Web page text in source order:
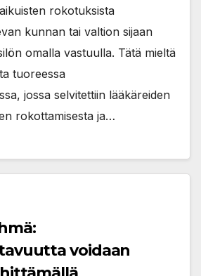
rokotuksista
kunnan tai valtion sijaan
omalla vastuulla. Tätä mieltä
tuoreessa
jossa selvitettiin lääkäreiden
rokottamisesta ja…
voidaan